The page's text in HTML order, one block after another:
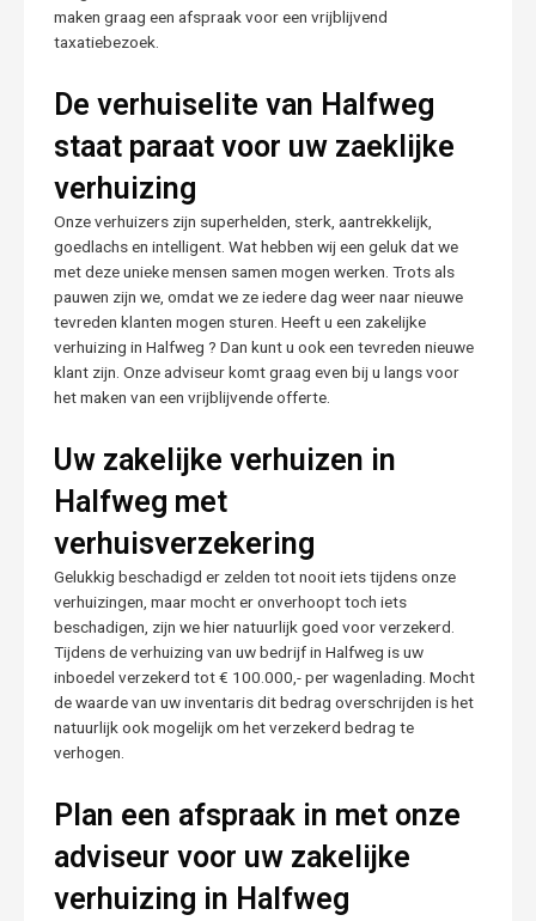
maken graag een afspraak voor een vrijblijvend
taxatiebezoek.
De verhuiselite van Halfweg
staat paraat voor uw zaeklijke
verhuizing
Onze verhuizers zijn superhelden, sterk, aantrekkelijk,
goedlachs en intelligent. Wat hebben wij een geluk dat we
met deze unieke mensen samen mogen werken. Trots als
pauwen zijn we, omdat we ze iedere dag weer naar nieuwe
tevreden klanten mogen sturen. Heeft u een zakelijke
verhuizing in Halfweg ? Dan kunt u ook een tevreden nieuwe
klant zijn. Onze adviseur komt graag even bij u langs voor
het maken van een vrijblijvende offerte.
Uw zakelijke verhuizen in
Halfweg met
verhuisverzekering
Gelukkig beschadigd er zelden tot nooit iets tijdens onze
verhuizingen, maar mocht er onverhoopt toch iets
beschadigen, zijn we hier natuurlijk goed voor verzekerd.
Tijdens de verhuizing van uw bedrijf in Halfweg is uw
inboedel verzekerd tot € 100.000,- per wagenlading. Mocht
de waarde van uw inventaris dit bedrag overschrijden is het
natuurlijk ook mogelijk om het verzekerd bedrag te
verhogen.
Plan een afspraak in met onze
adviseur voor uw zakelijke
verhuizing in Halfweg